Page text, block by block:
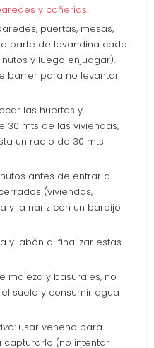
y cañerías.
puertas, mesas,
parte de lavandina cada
y luego enjuagar).
barrer para no levantar
las huertas y
30 mts de las viviendas,
un radio de 30 mts
antes de entrar a
(viviendas,
y la nariz con un barbijo
y jabón al finalizar estas
maleza y basurales, no
suelo y consumir agua
usar veneno para
(no intentar